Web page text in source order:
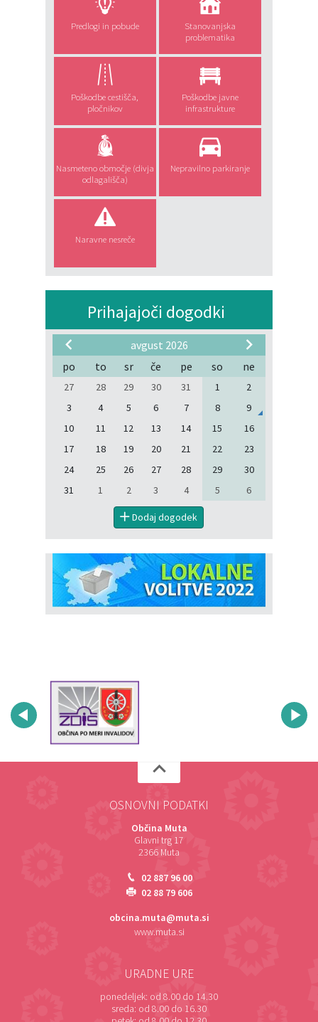
Predlogi in pobude
Stanovanjska
problematika
Poškodbe cestišča,
pločnikov
Poškodbe javne
infrastrukture
Nasmeteno območje (divja
odlagališča)
Nepravilno parkiranje
Naravne nesreče
Prihajajoči dogodki
avgust 2026
po
to sr če pe so ne
27 28 29 30 31 1
2
3
4 5 6 7 8
9
10
11 12 13 14 15
16
17
18 19 20 21 22
23
24
25 26 27 28 29
30
31
1 2 3 4 5 6
Dodaj dogodek
OSNOVNI PODATKI
Občina Muta
Glavni trg 17
2366 Muta
02 887 96 00
02 88 79 606
obcina.muta@muta.si
www.muta.si
URADNE URE
ponedeljek: od 8.00 do 14.30
sreda: od 8.00 do 16.30